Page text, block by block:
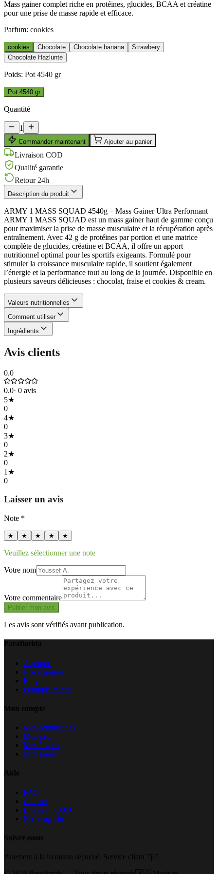
Mass gainer complet riche en protéines, glucides, BCAA et créatine
pour une prise de masse rapide et efficace.
Parfum: cookies
cookies Chocolate Chocolate banana
Strawbery
Chocolate Hazlunte
Poids: Pot 4540 gr
Pot 4540 gr
Quantité
1
Commander maintenant Ajouter au panier
Livraison COD
Qualité garantie
Retour 24h
Description du produit
ARMY 1 MASS SQUAD 4540g – Mass Gainer Ultra Performant
ARMY 1 MASS SQUAD est un mass gainer haut de gamme conçu
pour maximiser la prise de masse musculaire et la récupération après
entraînement. Avec 42 g de protéines par portion et une matrice
complète de glucides, créatine et BCAA, il offre un apport
nutritionnel optimal pour les sportifs exigeants. Formulé pour
stimuler la croissance musculaire rapide, il soutient également
l’énergie et la performance tout au long de la journée. Disponible en
plusieurs saveurs délicieuses : chocolat, fraise et cookies & cream.
Valeurs nutritionnelles
Comment utiliser
Ingrédients
Avis clients
0.0
0.0· 0 avis
5★
0
4★
0
3★
0
2★
0
1 ★
0
Laisser un avis
Note *
★ ★ ★ ★ ★
Veuillez sélectionner une note
Votre nom
Votre commentaire
Publier mon avis
Les avis sont vérifiés avant publication.
Paraflorida
À propos
Nos marques
Blog
Politique retour
Mon compte
Mes commandes
Mon profil
Mes favoris
Mon panier
Aide
FAQ
Contact
Livraison COD
Nos magasins
Suivez-nous
Paiement à la livraison sécurisé. Service client 7j/7.